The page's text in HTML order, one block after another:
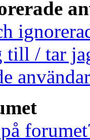
till / tar